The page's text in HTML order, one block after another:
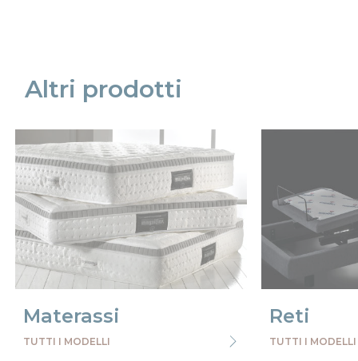
Altri prodotti
Materassi
TUTTI I MODELLI
Reti
TUTTI I MODELLI